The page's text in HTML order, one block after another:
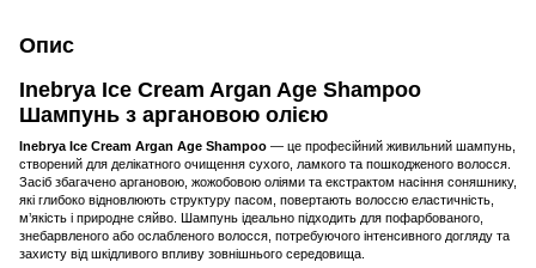
Опис
Inebrya Ice Cream Argan Age Shampoo
Шампунь з аргановою олією
Inebrya Ice Cream Argan Age Shampoo — це професійний живильний шампунь,
створений для делікатного очищення сухого, ламкого та пошкодженого волосся.
Засіб збагачено аргановою, жожобовою оліями та екстрактом насіння соняшнику,
які глибоко відновлюють структуру пасом, повертають волоссю еластичність,
м’якість і природне сяйво. Шампунь ідеально підходить для пофарбованого,
знебарвленого або ослабленого волосся, потребуючого інтенсивного догляду та
захисту від шкідливого впливу зовнішнього середовища.